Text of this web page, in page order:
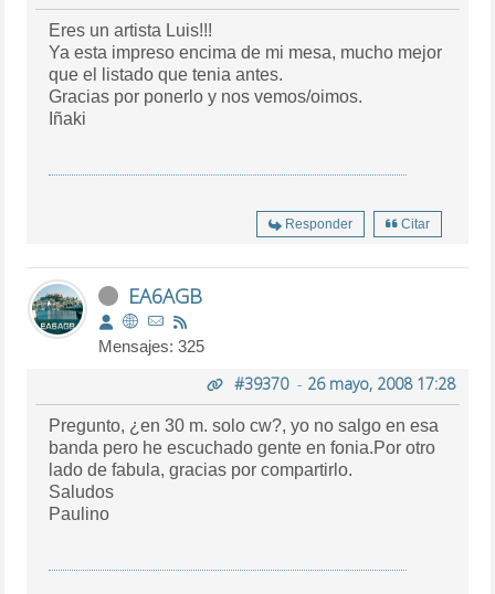
Eres un artista Luis!!!
Ya esta impreso encima de mi mesa, mucho mejor
que el listado que tenia antes.
Gracias por ponerlo y nos vemos/oimos.
Iñaki
Responder Citar
EA6AGB
Mensajes: 325
#39370- 26 mayo, 2008 17:28
Pregunto, ¿en 30 m. solo cw?, yo no salgo en esa
banda pero he escuchado gente en fonia.Por otro
lado de fabula, gracias por compartirlo.
Saludos
Paulino